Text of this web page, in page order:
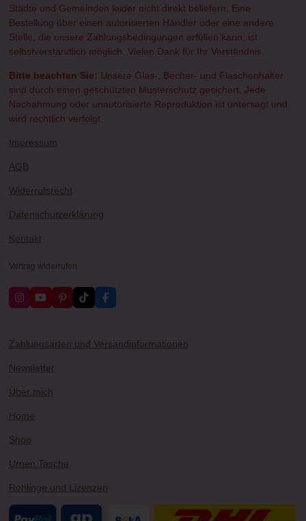
Städte und Gemeinden leider nicht direkt beliefern. Eine
Bestellung über einen autorisierten Händler oder eine andere
Stelle, die unsere Zahlungsbedingungen erfüllen kann, ist
selbstverständlich möglich. Vielen Dank für Ihr Verständnis.
Bitte beachten Sie: Unsere Glas-, Becher- und Flaschenhalter
sind durch einen geschützten Musterschutz gesichert. Jede
Nachahmung oder unautorisierte Reproduktion ist untersagt und
wird rechtlich verfolgt.
Impressum
AGB
Widerrufsrecht
Datenschutzerklärung
Kontakt
Vertrag widerrufen
I
n
a
g
a
Y
o
b
P
i
r
T
i
k
F
a
o
Zahlungsarten und Versandinformationen
Newsletter
Über mich
Home
Shop
Urnen Tasche
Rohlinge und Lizenzen